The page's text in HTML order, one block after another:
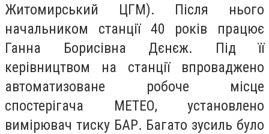
Житомирський ЦГМ). Після нього
начальником станції 40 років працює
Ганна Борисівна Дєнєж. Під її
керівництвом на станції впроваджено
автоматизоване робоче місце
спостерігача МЕТЕО, установлено
вимірювач тиску БАР. Багато зусиль було